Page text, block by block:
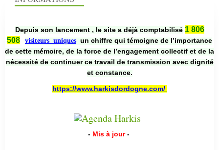
Depuis son lancement , le site a déjà comptabilisé 1 806
508
visiteurs uniques un chiffre qui témoigne de l’importance
de cette mémoire, de la force de l’engagement collectif et de la
nécessité de continuer ce travail de transmission avec dignité
et constance.
https://www.harkisdordogne.com/
- Mis à jour -